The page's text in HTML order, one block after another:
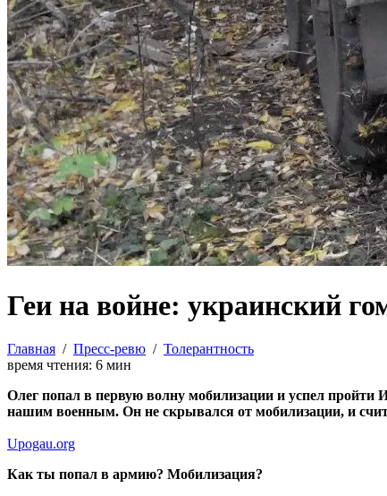
Геи на войне: украинский
Главная / Пресс-ревю / Толерантность
время чтения: 6 мин
Олег попал в первую волну мобилизации и успел пройти
нашим военным. Он не скрывался от мобилизации, и
Upogau.org
Как ты попал в армию? Мобилизация?